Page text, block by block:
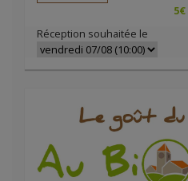
5€
Réception souhaitée le